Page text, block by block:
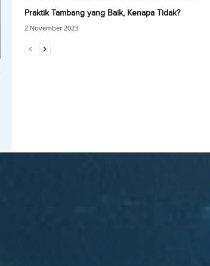
Praktik Tambang yang Baik, Kenapa Tidak?
2 November 2023